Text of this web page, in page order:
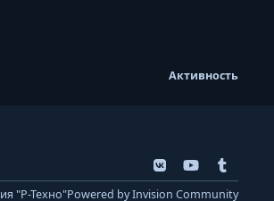
Активность
k
o
u
"Р-Техно"Powered byInvision Community